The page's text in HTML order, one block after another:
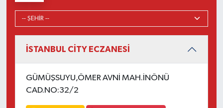
İSTANBUL CİTY ECZANESİ
GÜMÜŞSUYU,ÖMER AVNİ MAH.İNÖNÜ
CAD.NO:32/2